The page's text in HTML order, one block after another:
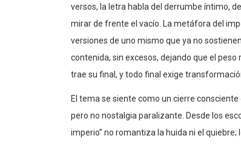
versos, la letra habla del derrumbe íntimo,
mirar de frente el vacío. La metáfora del
versiones de uno mismo que ya no
contenida, sin excesos, dejando que el
trae su final, y todo final exige
El tema se siente como un cierre
pero no nostalgia paralizante. Desde los
imperio” no romantiza la huida ni el